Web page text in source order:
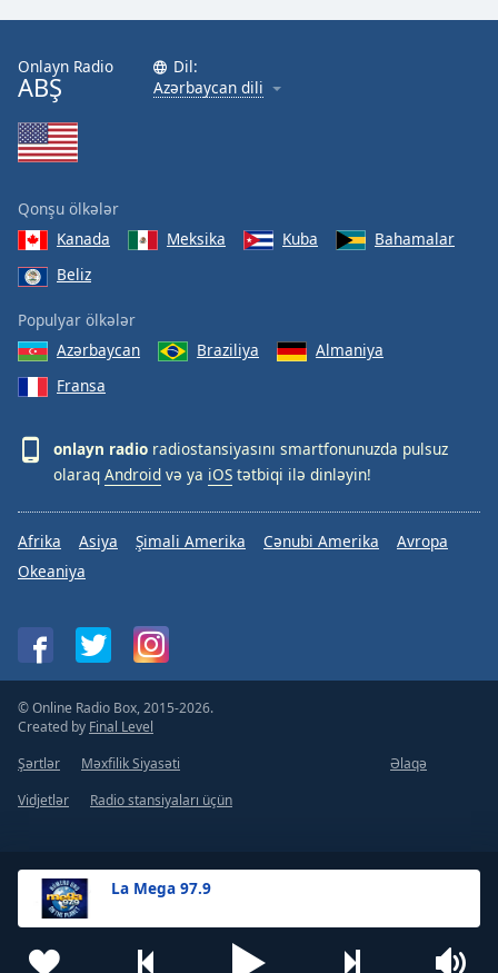
La Mega 97.9
Onlayn Radio
ABŞ
Dil:
Azərbaycan dili
Qonşu ölkələr
Kanada
Meksika Kuba
Bahamalar
Beliz
Populyar ölkələr
Azərbaycan
Braziliya
Almaniya
Fransa
onlayn radio radiostansiyasını smartfonunuzda pulsuz
olaraq Android və ya iOS tətbiqi ilə dinləyin!
Afrika Asiya Şimali Amerika Cənubi Amerika
Avropa
Okeaniya
© Online Radio Box, 2015-2026.
Created by Final Level
Şərtlər
Məxfilik Siyasəti
Əlaqə
Vidjetlər
Radio stansiyaları üçün